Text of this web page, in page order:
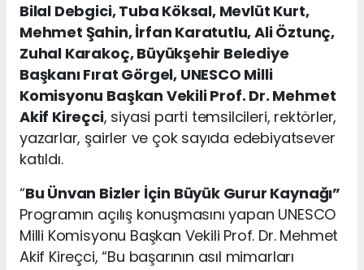
Bilal Debgici, Tuba Köksal, Mevlüt Kurt,
Mehmet Şahin, İrfan Karatutlu, Ali Öztunç,
Zuhal Karakoç, Büyükşehir Belediye
Başkanı Fırat Görgel, UNESCO Milli
Komisyonu Başkan Vekili Prof. Dr. Mehmet
Akif Kireçci, siyasi parti temsilcileri, rektörler,
yazarlar, şairler ve çok sayıda edebiyatsever
katıldı.
“Bu Ünvan Bizler İçin Büyük Gurur Kaynağı”
Programın açılış konuşmasını yapan UNESCO
Milli Komisyonu Başkan Vekili Prof. Dr. Mehmet
Akif Kireçci, “Bu başarının asıl mimarları